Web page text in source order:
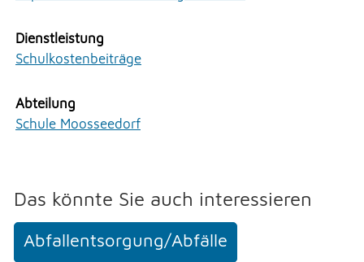
Sicherheit
Soziales
Umwelt und Bauen
Verwaltung
FREIZEIT
Dienstleistung
Schulkostenbeiträge
Abteilung
Schule Moosseedorf
Das könnte Sie auch interessieren
Abfallentsorgung/Abfälle